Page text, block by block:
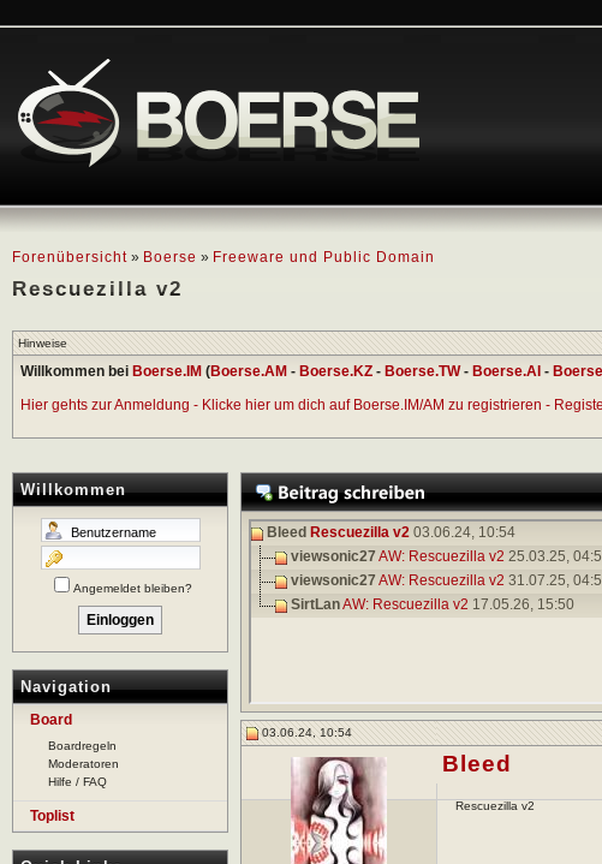
Forenübersicht » Boerse » Freeware und Public Domain
Rescuezilla v2
Hinweise
Willkommen bei Boerse.IM (Boerse.AM - Boerse.KZ - Boerse.TW- Boerse.AI -
Hier gehts zur Anmeldung - Klicke hier um dich auf Boerse.IM/AM zu registrieren -
Willkommen
Angemeldet bleiben?
Navigation
Board
Boardregeln
Moderatoren
Hilfe / FAQ
Toplist
Bleed Rescuezilla v2 03.06.24, 10:54
viewsonic27AW: Rescuezilla v2 25.03.25,
viewsonic27AW: Rescuezilla v2 31.07.25,
SirtLanAW: Rescuezilla v2 17.05.26, 15:50
03.06.24, 10:54
Bleed
Rescuezilla v2